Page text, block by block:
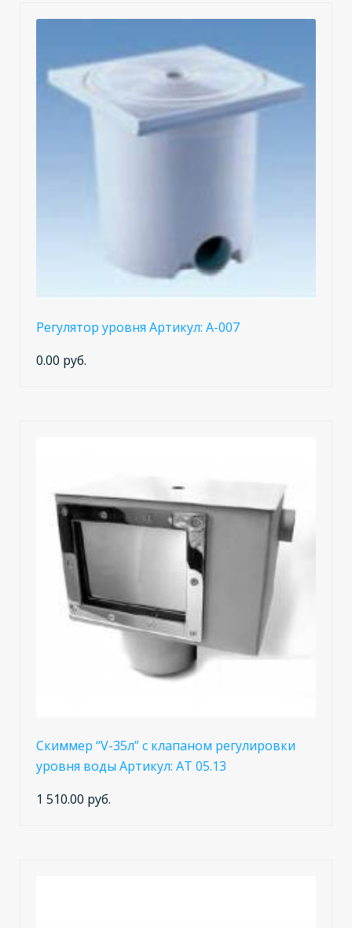
Регулятор уровня Артикул: A-007
0.00 руб.
Скиммер “V-35л” с клапаном регулировки
уровня воды Артикул: АТ 05.13
1 510.00 руб.